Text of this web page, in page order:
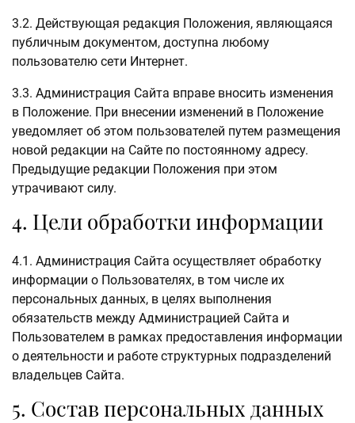
3.2. Действующая редакция Положения, являющаяся
публичным документом, доступна любому
пользователю сети Интернет.
3.3. Администрация Сайта вправе вносить изменения
в Положение. При внесении изменений в Положение
уведомляет об этом пользователей путем размещения
новой редакции на Сайте по постоянному адресу.
Предыдущие редакции Положения при этом
утрачивают силу.
4. Цели обработки информации
4.1. Администрация Сайта осуществляет обработку
информации о Пользователях, в том числе их
персональных данных, в целях выполнения
обязательств между Администрацией Сайта и
Пользователем в рамках предоставления информации
о деятельности и работе структурных подразделений
владельцев Сайта.
5. Состав персональных данных